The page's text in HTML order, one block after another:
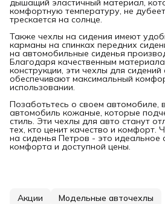
дышащий эластичный материал,
комфортную температуру, не
трескается на солнце.
Также чехлы на сидения имеют
карманы на спинках передних
на автомобильные сиденья
Благодаря качественным
конструкции, эти чехлы для
обеспечивают максимальный
использовании.
Позаботьтесь о своем автомобиле,
автомобиль кожаные, которые
стиль. Эти чехлы для авто станут
тех, кто ценит качество и комфорт.
на сиденья Петров - это идеальное
комфорта и доступной цены.
Акции Модельные авточехлы